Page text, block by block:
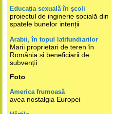
Educația sexuală în școli
proiectul de inginerie socială din
spatele bunelor intenții
Arabii, în topul latifundiarilor
Marii proprietari de teren în
România și beneficiarii de
subvenții
Foto
America frumoasă
avea nostalgia Europei